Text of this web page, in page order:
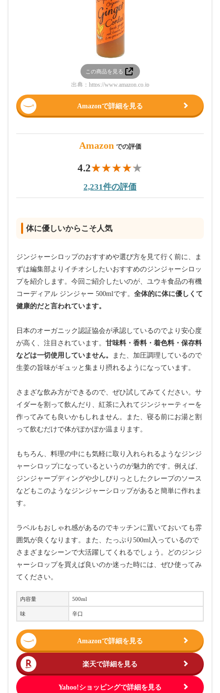
この商品を見る
出典： https://www.amazon.co.jp
Amazonで詳細を見る
Amazon での評価
4.2
2,231件の評価
体に優しいからこそ人気
ジンジャーシロップのおすすめや選び方を見て行く前に、ま
ずは編集部よりイチオシしたいおすすめのジンジャーシロッ
プを紹介します。今回ご紹介したいのが、ユウキ食品の有機
コーディアル ジンジャー 500mlです。 全体的に体に優しくて
健康的だと言われています。
日本のオーガニック認証協会が承認しているのでより安心度
が高く、注目されています。 甘味料・香料・着色料・保存料
などは一切使用していません。
また、加圧調理しているので
生姜の旨味がギュッと集まり摂れるようになっています。
さまざな飲み方ができるので、ぜひ試してみてください。サ
イダーを割って飲んだり、紅茶に入れてジンジャーティーを
作ってみても良いかもしれません。また、寝る前にお湯と割
って飲むだけで体がぽかぽか温まります。
もちろん、料理の中にも気軽に取り入れられるようなジンジ
ャーシロップになっているというのが魅力的です。例えば、
ジンジャープディングや少しぴりっとしたクレープのソース
などもこのようなジンジャーシロップがあると簡単に作れま
す。
ラベルもおしゃれ感があるのでキッチンに置いておいても雰
囲気が良くなります。また、たっぷり500ml入っているので
さまざまなシーンで大活躍してくれるでしょう。どのジンジ
ャーシロップを買えば良いのか迷った時には、ぜひ使ってみ
てください。
内容量 500ml
味 辛口
Amazonで詳細を見る
楽天で詳細を見る
Yahoo!ショッピングで詳細を見る